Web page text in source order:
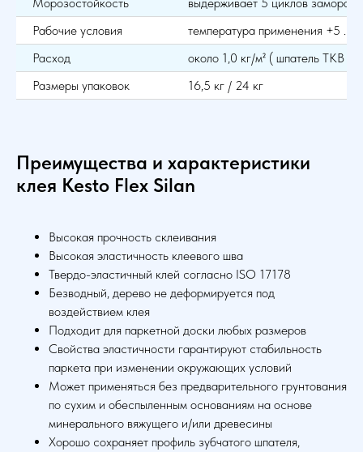
Морозостойкость
выдерживает 5 циклов
Рабочие условия
температура применения +5 ...
Расход
около 1,0 кг/м² ( шпатель ТКВ
Размеры упаковок
16,5 кг / 24 кг
Преимущества и характеристики
клея Kesto Flex Silan
Высокая прочность склеивания
Высокая эластичность клеевого шва
Твердо-эластичный клей согласно ISO 17178
Безводный, дерево не деформируется под
воздействием клея
Подходит для паркетной доски любых размеров
Свойства эластичности гарантируют стабильность
паркета при изменении окружающих условий
Может применяться без предварительного грунтования
по сухим и обеспыленным основаниям на основе
минерального вяжущего и/или древесины
Хорошо сохраняет профиль зубчатого шпателя,